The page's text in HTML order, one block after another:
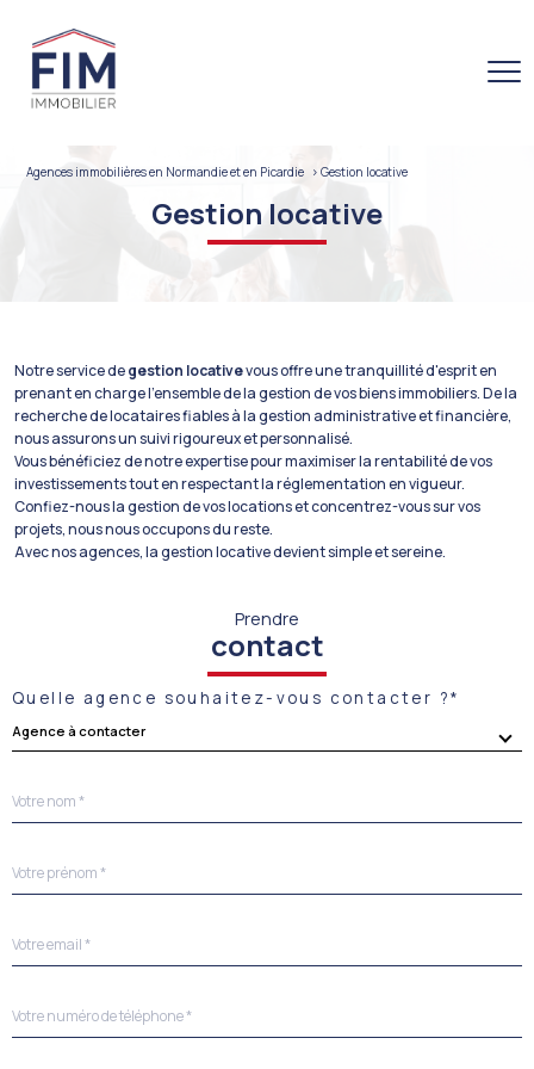
Agences immobilières en Normandie et en Picardie gestion locative
gestion locative
Notre service degestion locativevous offre une tranquillité d'esprit en
prenant en charge l'ensemble de la gestion de vos biens immobiliers. De la
recherche de locataires fiables à la gestion administrative et financière,
nous assurons un suivi rigoureux et personnalisé.
Vous bénéficiez de notre expertise pour maximiser la rentabilité de vos
investissements tout en respectant la réglementation en vigueur.
Confiez-nous la gestion de vos locations et concentrez-vous sur vos
projets, nous nous occupons du reste.
Avec nos agences, la gestion locative devient simple et sereine.
Prendre
contact
Quelle agence souhaitez-vous contacter ?*
Agence à contacter
e
n
e
i
e
z
o
s
*
*
email
*
*